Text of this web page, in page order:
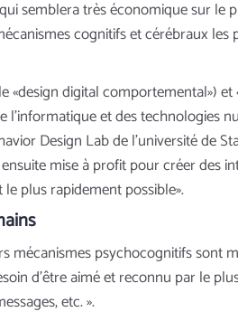
semblera très économique sur le
cognitifs et cérébraux
digital comportemental»)
l’informatique et des
Design Lab de l’université de
mise à profit pour créer des
plus rapidement possible».
psychocognitifs sont
d’être aimé et reconnu par le
etc. ».